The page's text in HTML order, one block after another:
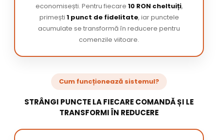
economisești. Pentru fiecare 10 RON cheltuiți,
primești 1 punct de fidelitate, iar punctele
acumulate se transformă în reducere pentru
comenzile viitoare.
Cum funcționează sistemul?
STRÂNGI PUNCTE LA FIECARE COMANDĂ ȘI LE
TRANSFORMI ÎN REDUCERE